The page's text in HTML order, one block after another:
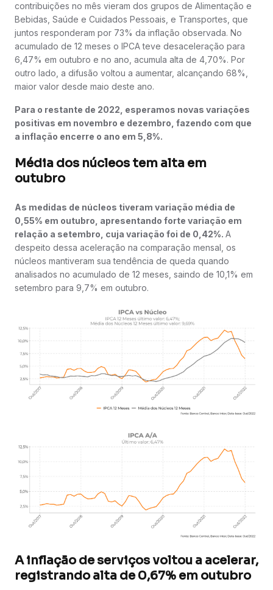
contribuições no mês vieram dos grupos de Alimentação e
Bebidas, Saúde e Cuidados Pessoais, e Transportes, que
juntos responderam por 73% da inflação observada. No
acumulado de 12 meses o IPCA teve desaceleração para
6,47% em outubro e no ano, acumula alta de 4,70%. Por
outro lado, a difusão voltou a aumentar, alcançando 68%,
maior valor desde maio deste ano.
Para o restante de 2022, esperamos novas variações
positivas em novembro e dezembro, fazendo com que
a inflação encerre o ano em 5,8%.
Média dos núcleos tem alta em
outubro
As medidas de núcleos tiveram variação média de
0,55% em outubro, apresentando forte variação em
relação a setembro, cuja variação foi de 0,42%. A
despeito dessa aceleração na comparação mensal, os
núcleos mantiveram sua tendência de queda quando
analisados no acumulado de 12 meses, saindo de 10,1% em
setembro para 9,7% em outubro.
A inflação de serviços voltou a acelerar,
registrando alta de 0,67% em outubro